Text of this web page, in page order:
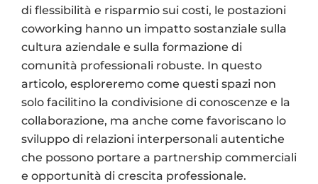
di flessibilità e risparmio sui costi, le postazioni
coworking hanno un impatto sostanziale sulla
cultura aziendale e sulla formazione di
comunità professionali robuste. In questo
articolo, esploreremo come questi spazi non
solo facilitino la condivisione di conoscenze e la
collaborazione, ma anche come favoriscano lo
sviluppo di relazioni interpersonali autentiche
che possono portare a partnership commerciali
e opportunità di crescita professionale.